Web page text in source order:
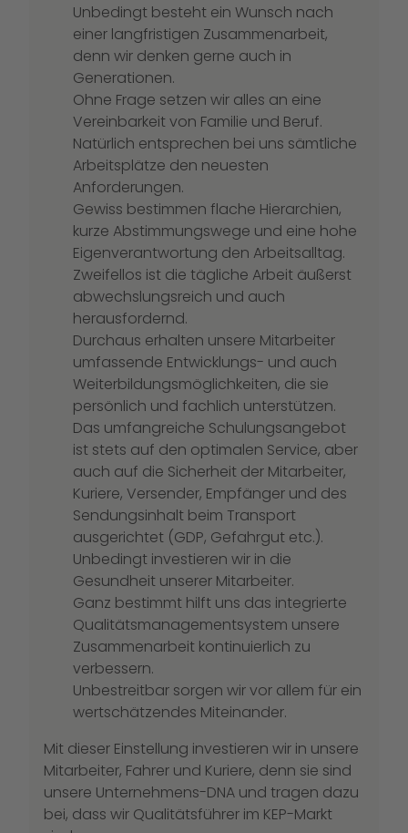
Unbedingt besteht ein Wunsch nach
einer langfristigen Zusammenarbeit,
denn wir denken gerne auch in
Generationen.
Ohne Frage setzen wir alles an eine
Vereinbarkeit von Familie und Beruf.
Natürlich entsprechen bei uns sämtliche
Arbeitsplätze den neuesten
Anforderungen.
Gewiss bestimmen flache Hierarchien,
kurze Abstimmungswege und eine hohe
Eigenverantwortung den Arbeitsalltag.
Zweifellos ist die tägliche Arbeit äußerst
abwechslungsreich und auch
herausfordernd.
Durchaus erhalten unsere Mitarbeiter
umfassende Entwicklungs- und auch
Weiterbildungsmöglichkeiten, die sie
persönlich und fachlich unterstützen.
Das umfangreiche Schulungsangebot
ist stets auf den optimalen Service, aber
auch auf die Sicherheit der Mitarbeiter,
Kuriere, Versender, Empfänger und des
Sendungsinhalt beim Transport
ausgerichtet (GDP, Gefahrgut etc.).
Unbedingt investieren wir in die
Gesundheit unserer Mitarbeiter.
Ganz bestimmt hilft uns das integrierte
Qualitätsmanagementsystem unsere
Zusammenarbeit kontinuierlich zu
verbessern.
Unbestreitbar sorgen wir vor allem für ein
wertschätzendes Miteinander.
Mit dieser Einstellung investieren wir in unsere
Mitarbeiter, Fahrer und Kuriere, denn sie sind
unsere Unternehmens-DNA und tragen dazu
bei, dass wir Qualitätsführer im KEP-Markt